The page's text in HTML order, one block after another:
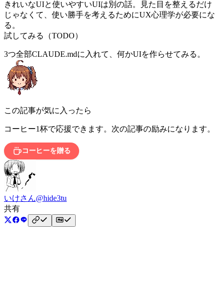
きれいなUIと使いやすいUIは別の話。見た目を整えるだけ
じゃなくて、使い勝手を考えるためにUX心理学が必要にな
る。
試してみる（TODO）
3つ全部CLAUDE.mdに入れて、何かUIを作らせてみる。
この記事が気に入ったら
コーヒー1杯で応援できます。次の記事の励みになります。
コーヒーを贈る
いけさん@hide3tu
共有